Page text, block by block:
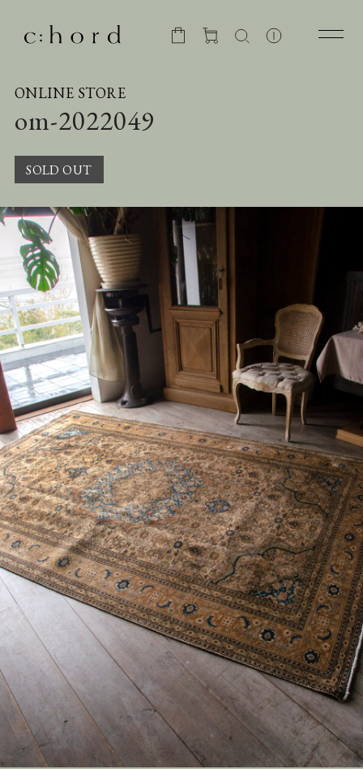
ONLINE STORE
om-2022049